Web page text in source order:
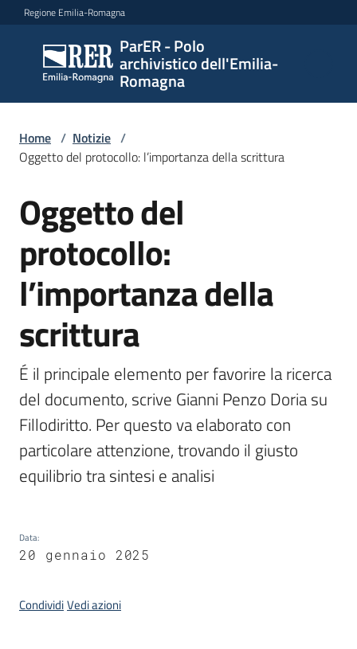
Vai al contenuto
Vai alla navigazione
Vai al footer
Regione Emilia-Romagna
ParER - Polo
archivistico dell'Emilia-
Romagna
ParER -
Polo
archivistico
Romagna
Polo
archivistico
Archivio
storico
Conservazione
Argomenti
Contatti
Seguici
Home / Notizie /
Oggetto del protocollo: l’importanza della scrittura
Salta al contenuto
Oggetto del
protocollo:
l’importanza della
scrittura
É il principale elemento per favorire la ricerca
del documento, scrive Gianni Penzo Doria su
Fillodiritto. Per questo va elaborato con
particolare attenzione, trovando il giusto
equilibrio tra sintesi e analisi
Data:
20 gennaio 2025
CondividiVedi azioni